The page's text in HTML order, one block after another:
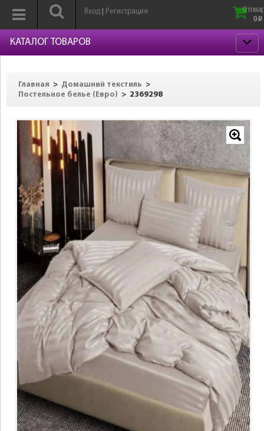
Вход Регистрация
0
0 p
КАТАЛОГ ТОВАРОВ
Главная > Домашний текстиль >
Постельное белье (Евро) > 2369298